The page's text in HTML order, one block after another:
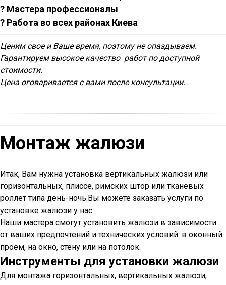
? Бесплатный вызов мастера
? Мастера профессионалы
? Работа во всех районах Киева
Ценим свое и Ваше время, поэтому не опаздываем.
Цена оговаривается с вами после консультации.
Монтаж жалюзи
·
Итак, Вам нужна установка вертикальных жалюзи или
горизонтальных, плиссе, римских штор или тканевых
роллет типа день-ночь.Вы можете заказать услуги по
установке жалюзи у нас.
Наши мастера смогут установить жалюзи в зависимости
от ваших предпочтений и технических условий: в оконный
проем, на окно, стену или на потолок.